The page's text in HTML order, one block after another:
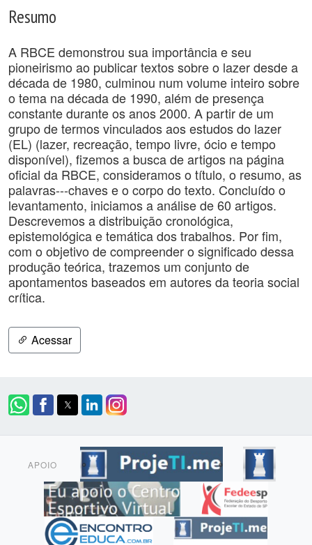
Resumo
A RBCE demonstrou sua importância e seu
pioneirismo ao publicar textos sobre o lazer desde a
década de 1980, culminou num volume inteiro sobre
o tema na década de 1990, além de presença
constante durante os anos 2000. A partir de um
grupo de termos vinculados aos estudos do lazer
(EL) (lazer, recreação, tempo livre, ócio e tempo
disponível), fizemos a busca de artigos na página
oficial da RBCE, consideramos o título, o resumo, as
palavras---chaves e o corpo do texto. Concluído o
levantamento, iniciamos a análise de 60 artigos.
Descrevemos a distribuição cronológica,
epistemológica e temática dos trabalhos. Por fim,
com o objetivo de compreender o significado dessa
produção teórica, trazemos um conjunto de
apontamentos baseados em autores da teoria social
crítica.
Acessar
APOIO